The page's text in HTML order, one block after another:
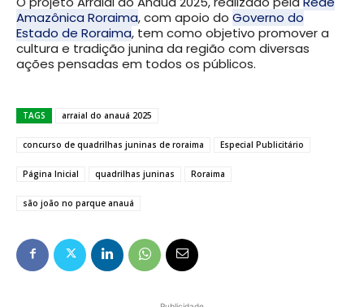
Amazônica Roraima, com apoio do Governo do
Estado de Roraima, tem como objetivo promover a
cultura e tradição junina da região com diversas
ações pensadas em todos os públicos.
TAGS arraial do anauá 2025
concurso de quadrilhas juninas de roraima Especial Publicitário
Página Inicial quadrilhas juninas Roraima
são joão no parque anauá